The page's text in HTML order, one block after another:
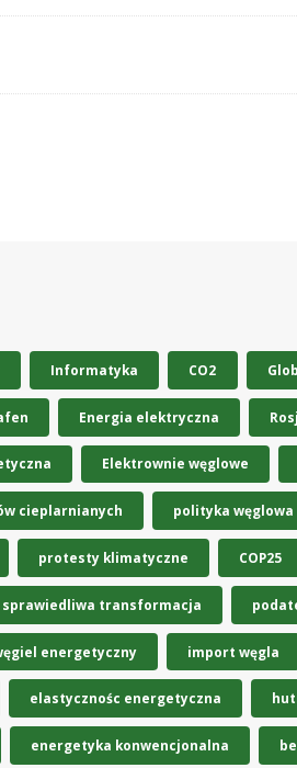
Informatyka CO2
Energia elektryczna
Elektrownie węglowe
cieplarnianych polityka węglowa
protesty klimatyczne COP25
sprawiedliwa transformacja
energetyczny import węgla
elastycznośc energetyczna
energetyka konwencjonalna